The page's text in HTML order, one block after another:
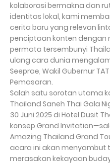
kolaborasi bermakna dan
identitas lokal, kami
cerita baru yang relevan
penciptaan konten dengan
permata tersembunyi
ulang cara dunia
Seeprae, Wakil Gubernur
Pemasaran.
Salah satu sorotan utama
Thailand Saneh Thai Gala
30 Juni 2025 di Hotel Dusit
konsep Grand
Amazing Thailand Grand
acara ini akan menyambut
merasakan kekayaan